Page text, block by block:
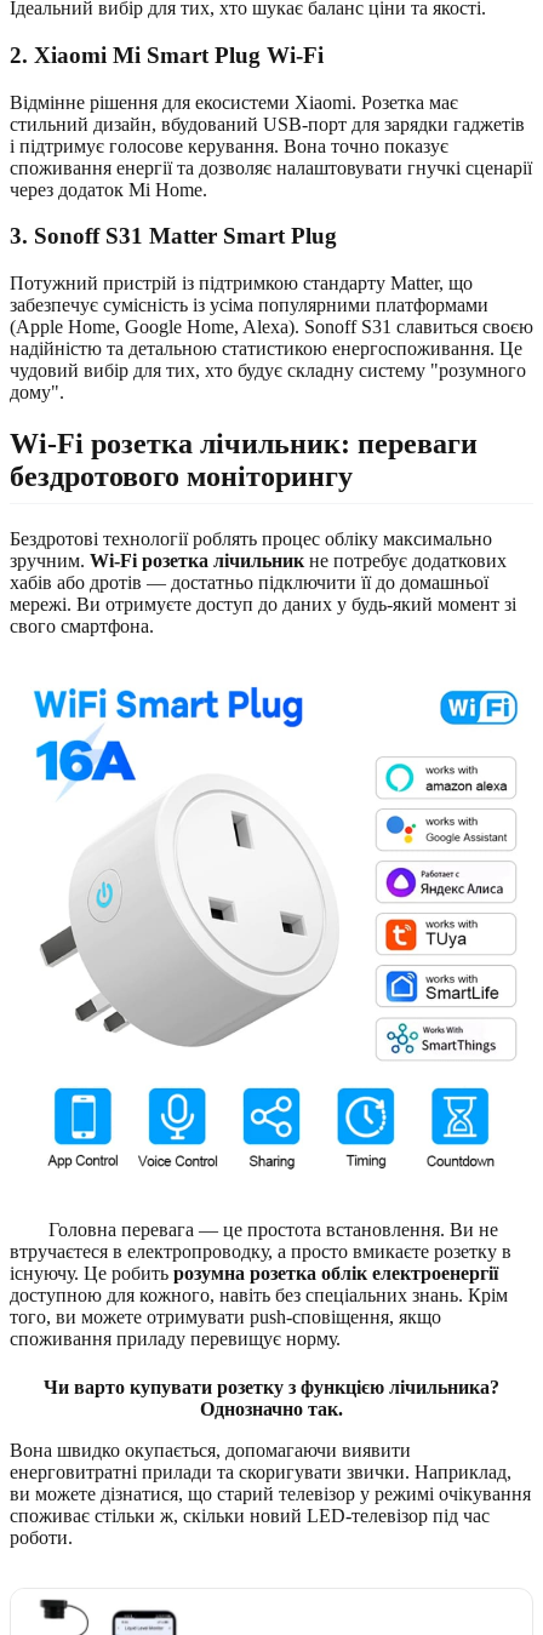
Ідеальний вибір для тих, хто шукає баланс ціни та якості.
2. Xiaomi Mi Smart Plug Wi-Fi
Відмінне рішення для екосистеми Xiaomi. Розетка має
стильний дизайн, вбудований USB-порт для зарядки гаджетів
і підтримує голосове керування. Вона точно показує
споживання енергії та дозволяє налаштовувати гнучкі сценарії
через додаток Mi Home.
3. Sonoff S31 Matter Smart Plug
Потужний пристрій із підтримкою стандарту Matter, що
забезпечує сумісність із усіма популярними платформами
(Apple Home, Google Home, Alexa). Sonoff S31 славиться своєю
надійністю та детальною статистикою енергоспоживання. Це
чудовий вибір для тих, хто будує складну систему "розумного
дому".
Wi-Fi розетка лічильник: переваги
бездротового моніторингу
Бездротові технології роблять процес обліку максимально
зручним. Wi-Fi розетка лічильник не потребує додаткових
хабів або дротів — достатньо підключити її до домашньої
мережі. Ви отримуєте доступ до даних у будь-який момент зі
свого смартфона.
Головна перевага — це простота встановлення. Ви не
втручаєтеся в електропроводку, а просто вмикаєте розетку в
існуючу. Це робить розумна розетка облік електроенергії
доступною для кожного, навіть без спеціальних знань. Крім
того, ви можете отримувати push-сповіщення, якщо
споживання приладу перевищує норму.
Чи варто купувати розетку з функцією лічильника?
Однозначно так.
Вона швидко окупається, допомагаючи виявити
енерговитратні прилади та скоригувати звички. Наприклад,
ви можете дізнатися, що старий телевізор у режимі очікування
споживає стільки ж, скільки новий LED-телевізор під час
роботи.